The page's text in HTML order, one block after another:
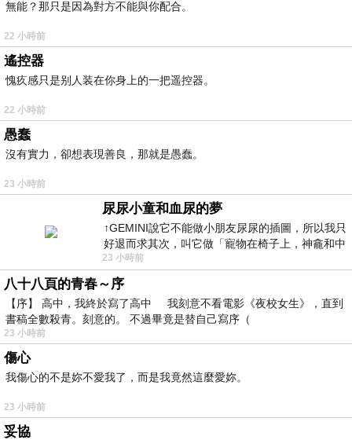
無能？那只是因為對方不能與你配合。
22 小時前
遙控器
愧疚感只是别人装在你身上的一把遥控器。
22 小時前
愚蠢
沒有實力，卻想表現善良，那就是愚蠢。
23 小時前
尿尿小童和血尿的夢
↑GEMINI說它不能做小朋友尿尿的插圖，所以我只
好退而求其次，叫它做「寵物在椅子上，神龕和中
年人臉孔」的畫了。 六月底
23 小時前
八十八頁的青春～序
【序】 高中，我終於寫了高中 我刻意不看電影《夜校女生》，直到
書稿全數殺青。刻意的。 不過畢竟是替自己寫序（
23 小時前
傷心
我傷心的不是妳不愛我了，而是我竟然這麼愛妳。
23 小時前
妥協